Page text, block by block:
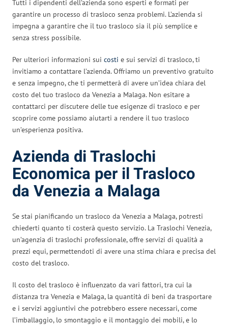
Tutti i dipendenti dell’azienda sono esperti e formati per
garantire un processo di trasloco senza problemi. L’azienda si
impegna a garantire che il tuo trasloco sia il più semplice e
senza stress possibile.
Per ulteriori informazioni sui costi e sui servizi di trasloco, ti
invitiamo a contattare l’azienda. Offriamo un preventivo gratuito
e senza impegno, che ti permetterà di avere un’idea chiara del
costo del tuo trasloco da Venezia a Malaga. Non esitare a
contattarci per discutere delle tue esigenze di trasloco e per
scoprire come possiamo aiutarti a rendere il tuo trasloco
un’esperienza positiva.
Azienda di Traslochi
Economica per il Trasloco
da Venezia a Malaga
Se stai pianificando un trasloco da Venezia a Malaga, potresti
chiederti quanto ti costerà questo servizio. La Traslochi Venezia,
un’agenzia di traslochi professionale, offre servizi di qualità a
prezzi equi, permettendoti di avere una stima chiara e precisa del
costo del trasloco.
Il costo del trasloco è influenzato da vari fattori, tra cui la
distanza tra Venezia e Malaga, la quantità di beni da trasportare
e i servizi aggiuntivi che potrebbero essere necessari, come
l’imballaggio, lo smontaggio e il montaggio dei mobili, e lo